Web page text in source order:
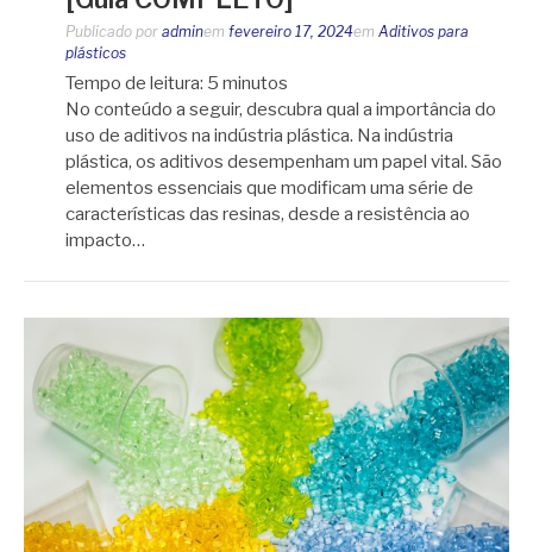
Publicado por adminem fevereiro 17, 2024em Aditivos para
plásticos
Tempo de leitura: 5 minutos
No conteúdo a seguir, descubra qual a importância do
uso de aditivos na indústria plástica. Na indústria
plástica, os aditivos desempenham um papel vital. São
elementos essenciais que modificam uma série de
características das resinas, desde a resistência ao
impacto…